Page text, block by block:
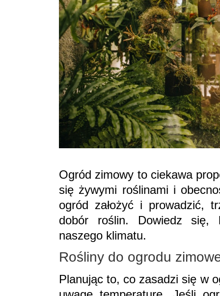
Ogród zimowy to ciekawa
się żywymi roślinami i
ogród założyć i prowadzić,
dobór roślin. Dowiedz się,
naszego klimatu.
Rośliny do ogrodu
Planując to, co zasadzi się w